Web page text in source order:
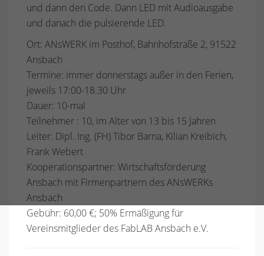
und dann den Code. Dann LED mit Audioausgabe
und danach die pulsierende LED.
Ort: ANsWERK im Posthof, Bahnhofstraße 2, 91522
Ansbach
Termine: immer donnerstags außer in den Ferien,
jeweils 17:00-18.30 Uhr
Dauer: 10-mal
Teilnehmer : 10, im Alter von 13 bis 15 Jahren
Leiter: Dipl. Ing. (FH) Tibor Barna, Kilian Kreibich,
Frank Webert
Kooperationspartner: Wirtschaftsförderung
Ansbach mit Firmenpartnern des ANsWERKs
Ansbach
Gebühr: 60,00 €; 50% Ermäßigung für
Vereinsmitglieder des FabLAB Ansbach e.V.